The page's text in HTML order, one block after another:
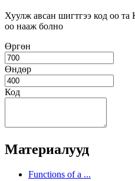
Хуулж авсан шигтгээ код оо
оо нааж болно
Өргөн
Өндөр
Код
Материалууд
Functions of a ...